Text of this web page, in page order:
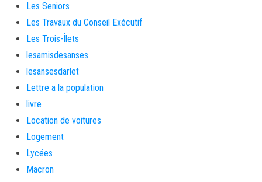
Les Seniors
Les Travaux du Conseil Exécutif
Les Trois-Îlets
lesamisdesanses
lesansesdarlet
Lettre a la population
livre
Location de voitures
Logement
Lycées
Macron